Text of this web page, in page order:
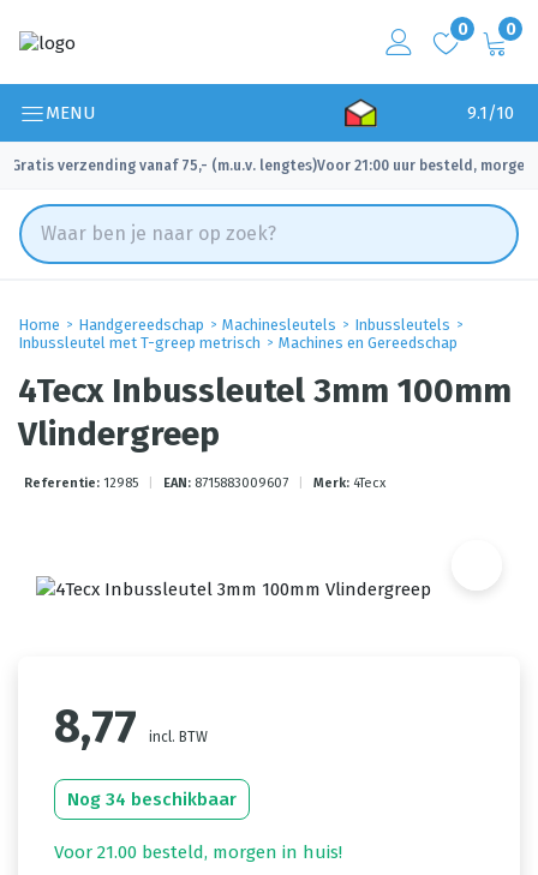
0 0
MENU 9.1/10
Gratis verzending vanaf 75,- (m.u.v. lengtes)
✓ Voor 21:00 uur besteld, morgen
Home Handgereedschap Machinesleutels
Inbussleutels
Inbussleutel met T-greep metrisch
Machines en Gereedschap
4Tecx Inbussleutel 3mm 100mm
Vlindergreep
Referentie: 12985 EAN: 8715883009607 Merk: 4Tecx
8,77 incl. BTW
Nog 34 beschikbaar
Voor 21.00 besteld, morgen in huis!